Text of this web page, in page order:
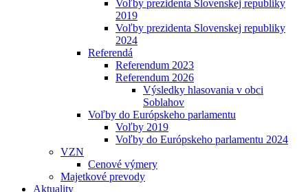
Voľby prezidenta Slovenskej republiky
2019
Voľby prezidenta Slovenskej republiky
2024
Referendá
Referendum 2023
Referendum 2026
Výsledky hlasovania v obci
Soblahov
Voľby do Európskeho parlamentu
Voľby 2019
Voľby do Európskeho parlamentu 2024
VZN
Cenové výmery
Majetkové prevody
Aktuality